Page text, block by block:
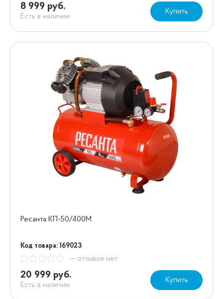
8 999 руб.
Есть в наличии
Купить
Ресанта КП-50/400М
Код товара: 169023
— отзывов нет
20 999 руб.
Есть в наличии
Купить